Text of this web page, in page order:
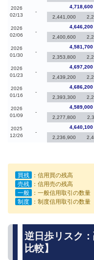
2026
02/13
-
4,718,600
2,441,000
2026
02/06
-
4,646,200
2,400,600
2026
01/30
-
4,581,700
2,353,800
2026
01/23
-
4,697,200
2,439,200
2026
01/16
-
4,686,200
2,393,300
2026
01/09
-
4,589,000
2,277,800
2025
12/26
-
4,640,100
2,236,900
買残
：信用買の残高
売残
：信用売の残高
一般
：一般信用取引の数量
制度
：制度信用取引の数量
逆日歩リスク
比較】